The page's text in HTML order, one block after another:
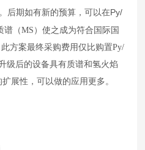
后期如有新的预算，可以在Py/
谱（MS ）使之成为符合国际国
方案最终采购费用仅比购置Py/
级后的设备具有质谱和氢火焰
展性，可以做的应用更多。